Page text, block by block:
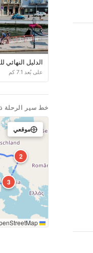
الدليل النهائي
على بُعد 7.1 كم
خط سير الرحلة
2
3
موقعي